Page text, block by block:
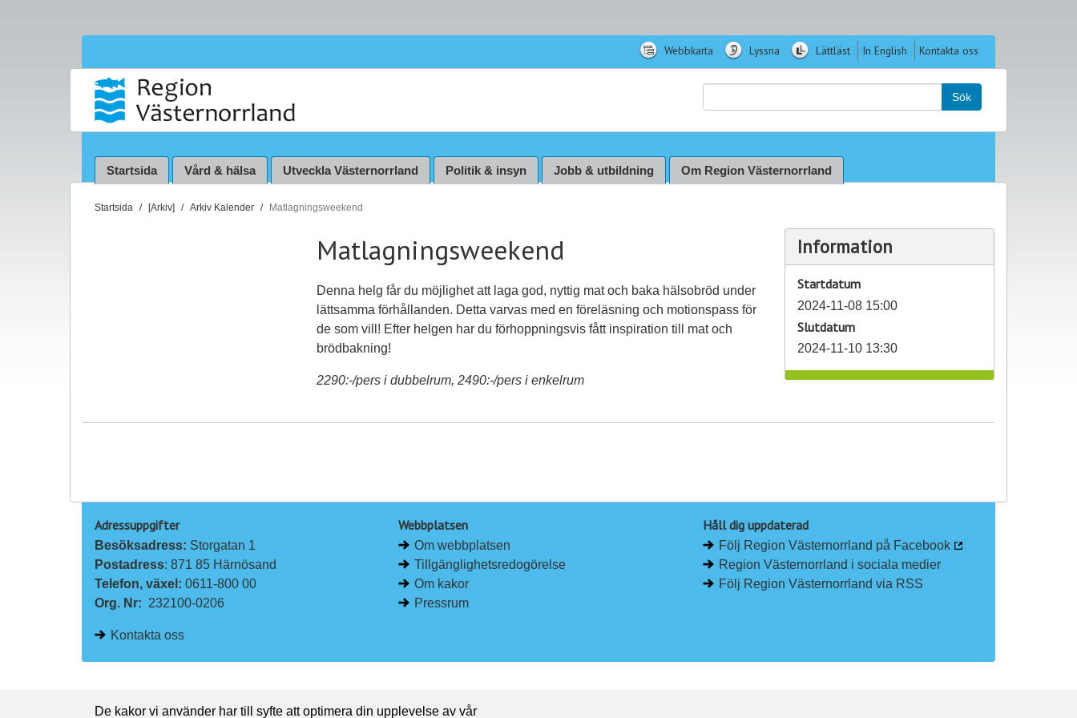
Webbkarta Lyssna Lättläst In English Kontakta oss
Sök
Startsida Vård & hälsa Utveckla Västernorrland Politik & insyn Jobb & utbildning Om Region Västernorrland
D
Startsida [Arkiv] Arkiv Kalender Matlagningsweekend
Matlagningsweekend
Denna helg får du möjlighet att laga god, nyttig mat och baka hälsobröd under
lättsamma förhållanden. Detta varvas med en föreläsning och motionspass för
de som vill! Efter helgen har du förhoppningsvis fått inspiration till mat och
brödbakning!
2290:-/pers i dubbelrum, 2490:-/pers i enkelrum
Information
Startdatum
2024-11-08 15:00
Slutdatum
2024-11-10 13:30
Adressuppgifter
Besöksadress: Storgatan 1
Postadress: 871 85 Härnösand
Telefon, växel: 0611-800 00
Org. Nr: 232100-0206
Kontakta oss
Webbplatsen
Om webbplatsen
Tillgänglighetsredogörelse
Om kakor
Pressrum
Håll dig uppdaterad
Följ Region Västernorrland på Facebook
Region Västernorrland i sociala medier
Följ Region Västernorrland via RSS
De kakor vi använder har till syfte att optimera din upplevelse av vår